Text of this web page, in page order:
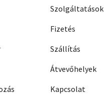
Szolgáltatások
Fizetés
Szállítás
Átvevőhelyek
Kapcsolat